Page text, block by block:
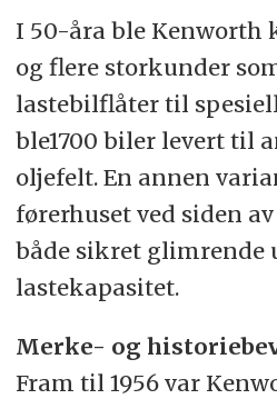
I 50-åra ble Kenworth
og flere storkunder
lastebilflåter til
ble1700 biler levert til
oljefelt. En annen
førerhuset ved siden
både sikret glimrende
lastekapasitet.
Merke- og
Fram til 1956 var